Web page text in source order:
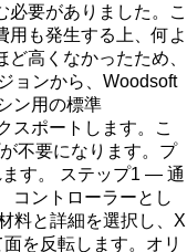
必要がありました。こ
用も発生する上、何よ
高くなかったため、
ョンから、Woodsoft
ン用の標準
スポートします。こ
不要になります。プ
す。 ステップ1 — 通
コントローラーとし
料と詳細を選択し、X
を反転します。オリ